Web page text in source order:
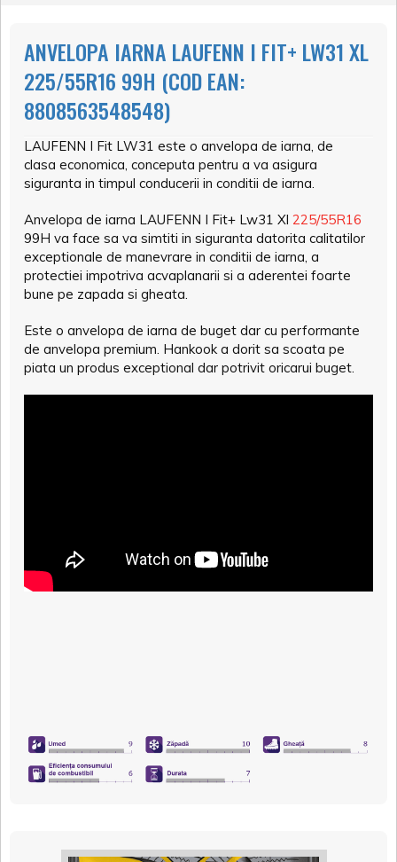
ANVELOPA IARNA LAUFENN I FIT+ LW31 XL
225/55R16 99H (COD EAN:
8808563548548)
LAUFENN I Fit LW31 este o anvelopa de iarna, de
clasa economica, conceputa pentru a va asigura
siguranta in timpul conducerii in conditii de iarna.
Anvelopa de iarna LAUFENN I Fit+ Lw31 Xl 225/55R16
99H va face sa va simtiti in siguranta datorita calitatilor
exceptionale de manevrare in conditii de iarna, a
protectiei impotriva acvaplanarii si a aderentei foarte
bune pe zapada si gheata.
Este o anvelopa de iarna de buget dar cu performante
de anvelopa premium. Hankook a dorit sa scoata pe
piata un produs exceptional dar potrivit oricarui buget.